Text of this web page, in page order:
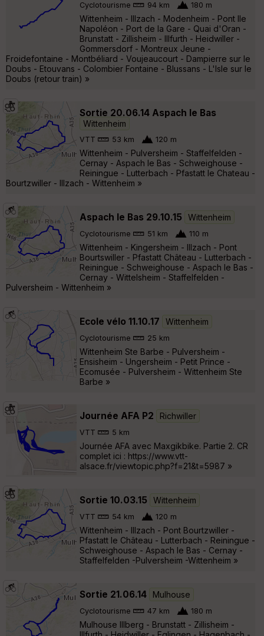
Cyclotourisme 94 km 180 m
Wittenheim - Illzach - Modenheim - Pont Ile
Napoléon - Port de la Gare - Quai d'Oran -
Brunstatt - Zillisheim - Illfurth - Heidwiller -
Gommersdorf - Montreux Jeune -
Froidefontaine - Montbéliard - Voujeaucourt - Dampierre sur le
Doubs - Etouvans - Colombier Fontaine - Blussans - L'Isle sur le
Doubs (retour train) »
Sortie 20.06.14 Aspach le Bas
Wittenheim
VTT 53 km 120 m
Wittenheim - Pulversheim - Staffelfelden -
Cernay - Aspach le Bas - Schweighouse -
Reiningue - Lutterbach - Pfastatt le Chateau -
Bourtzwiller - Illzach - Wittenheim »
Aspach le Bas 29.10.15 Wittenheim
Cyclotourisme 51 km 110 m
Wittenheim - Kingersheim - Illzach - Pont
Bourtswiller - Pfastatt Château - Lutterbach -
Reiningue - Schweighouse - Aspach le Bas -
Cernay - Wittelsheim - Staffelfelden -
Pulversheim - Wittenheim »
Ecole vélo 11.10.17 Wittenheim
Cyclotourisme 25 km
Wittenheim Ste Barbe - Pulversheim -
Ensisheim - Ungersheim - Petit Prince -
Ecomusée - Pulversheim - Wittenheim Ste
Barbe »
Journée AFA P2 Richwiller
VTT 5 km
Journée AFA avec Maxgikbike. Partie 2. CR
complet ici : https://www.vtt-
alsace.fr/viewtopic.php?f=21&t=5987 »
Sortie 10.03.15 Wittenheim
VTT 54 km 120 m
Wittenheim - Illzach - Pont Bourtzwiller -
Pfastatt le Château - Lutterbach - Reiningue -
Schweighouse - Aspach le Bas - Cernay -
Staffelfelden -Pulversheim -Wittenheim »
Sortie 21.06.14 Mulhouse
Cyclotourisme 47 km 180 m
Mulhouse Illberg - Brunstatt - Zillisheim -